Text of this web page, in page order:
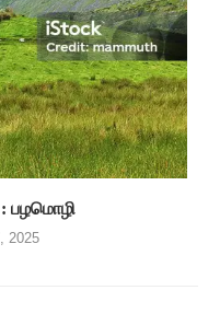
பழமொழி
2025